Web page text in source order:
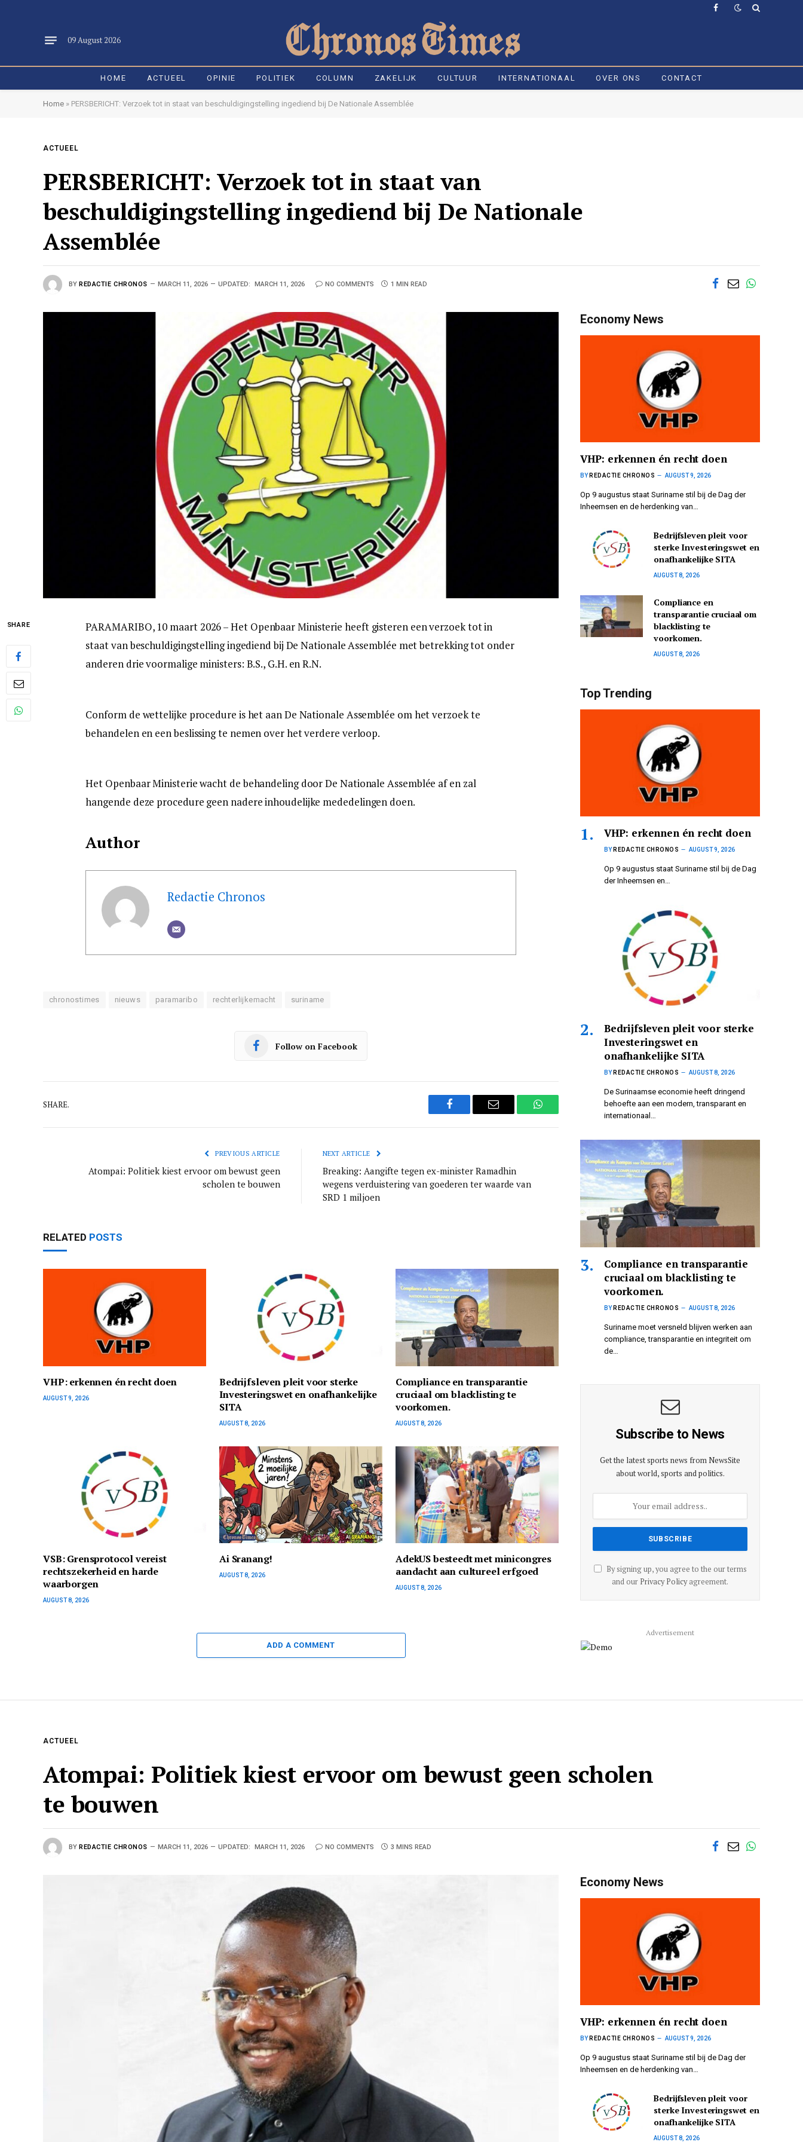
Facebook
09 August 2026
HOME ACTUEEL OPINIE POLITIEK COLUMN ZAKELIJK CULTUUR INTERNATIONAAL OVER ONS CONTACT
Home » PERSBERICHT: Verzoek tot in staat van beschuldigingstelling ingediend bij De Nationale Assemblée
ACTUEEL
PERSBERICHT: Verzoek tot in staat van
beschuldigingstelling ingediend bij De Nationale
Assemblée
BY REDACTIE CHRONOS MARCH 11, 2026 UPDATED: MARCH 11, 2026 NO COMMENTS 1 MIN READ
SHARE
PARAMARIBO, 10 maart 2026 – Het Openbaar Ministerie heeft gisteren een verzoek tot in
staat van beschuldigingstelling ingediend bij De Nationale Assemblée met betrekking tot onder
anderen drie voormalige ministers: B.S., G.H. en R.N.
Conform de wettelijke procedure is het aan De Nationale Assemblée om het verzoek te
behandelen en een beslissing te nemen over het verdere verloop.
Het Openbaar Ministerie wacht de behandeling door De Nationale Assemblée af en zal
hangende deze procedure geen nadere inhoudelijke mededelingen doen.
Author
Redactie Chronos
chronostimes nieuws paramaribo rechterlijkemacht suriname
Follow on Facebook
SHARE.
Facebook Email WhatsApp
PREVIOUS ARTICLE
Atompai: Politiek kiest ervoor om bewust geen
scholen te bouwen
NEXT ARTICLE
Breaking: Aangifte tegen ex-minister Ramadhin
wegens verduistering van goederen ter waarde van
SRD 1 miljoen
RELATED POSTS
VHP: erkennen én recht doen
AUGUST 9, 2026
Bedrijfsleven pleit voor sterke
Investeringswet en onafhankelijke
SITA
AUGUST 8, 2026
Compliance en transparantie
cruciaal om blacklisting te
voorkomen.
AUGUST 8, 2026
VSB: Grensprotocol vereist
rechtszekerheid en harde
waarborgen
AUGUST 8, 2026
Ai Sranang!
AUGUST 8, 2026
AdekUS besteedt met minicongres
aandacht aan cultureel erfgoed
AUGUST 8, 2026
ADD A COMMENT
Economy News
VHP: erkennen én recht doen
BY REDACTIE CHRONOS AUGUST 9, 2026
Op 9 augustus staat Suriname stil bij de Dag der
Inheemsen en de herdenking van…
Bedrijfsleven pleit voor
sterke Investeringswet en
onafhankelijke SITA
AUGUST 8, 2026
Compliance en
transparantie cruciaal om
blacklisting te
voorkomen.
AUGUST 8, 2026
Top Trending
VHP: erkennen én recht doen
BY REDACTIE CHRONOS AUGUST 9, 2026
Op 9 augustus staat Suriname stil bij de Dag
der Inheemsen en…
Bedrijfsleven pleit voor sterke
Investeringswet en
onafhankelijke SITA
BY REDACTIE CHRONOS AUGUST 8, 2026
De Surinaamse economie heeft dringend
behoefte aan een modern, transparant en
internationaal…
Compliance en transparantie
cruciaal om blacklisting te
voorkomen.
BY REDACTIE CHRONOS AUGUST 8, 2026
Suriname moet versneld blijven werken aan
compliance, transparantie en integriteit om
de…
Subscribe to News
Get the latest sports news from NewsSite
about world, sports and politics.
By signing up, you agree to the our terms
and our Privacy Policyagreement.
Advertisement
ACTUEEL
Atompai: Politiek kiest ervoor om bewust geen scholen
te bouwen
BY REDACTIE CHRONOS MARCH 11, 2026 UPDATED: MARCH 11, 2026 NO COMMENTS 3 MINS READ
Economy News
VHP: erkennen én recht doen
BY REDACTIE CHRONOS AUGUST 9, 2026
Op 9 augustus staat Suriname stil bij de Dag der
Inheemsen en de herdenking van…
Bedrijfsleven pleit voor
sterke Investeringswet en
onafhankelijke SITA
AUGUST 8, 2026